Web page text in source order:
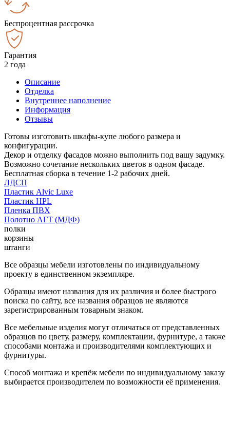
Беспроцентная рассрочка
Гарантия
2 года
Описание
Отделка
Внутреннее наполнение
Информация
Отзывы
Готовы изготовить шкафы-купе любого размера и
конфигурации.
Декор и отделку фасадов можно выполнить под вашу задумку.
Возможно сочетание нескольких цветов в одном фасаде.
Бесплатная сборка в течение 1-2 рабочих дней.
ЛДСП
Пластик Alvic Luxe
Пластик HPL
Пленка ПВХ
Полотно АГТ (МДФ)
полки
корзины
штанги
Все образцы мебели изготовлены по индивидуальному
проекту в единственном экземпляре.
Образцы имеют названия для их различия и более быстрого
поиска по сайту, все названия образцов не являются
зарегистрированным товарным знаком.
Все мебельные изделия могут отличаться от представленных
образцов по цвету, размеру, комплектации, фурнитуре, а также
способами монтажа и производителями комплектующих и
фурнитуры.
Способ монтажа и крепёж мебели по индивидуальному заказу
выбирается производителем по возможности её применения.